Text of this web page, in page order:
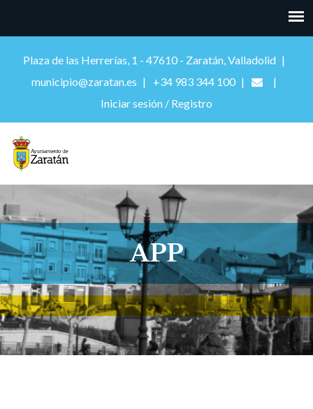
Plaza de las Herrerías, 1 - 47610 - Zaratán, Valladolid
municipio@zaratan.es
+34 983 344 100
Iniciar sesión / Registro
APP